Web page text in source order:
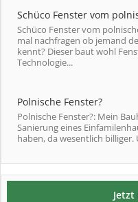
Schüco Fenster vom
Schüco Fenster vom
mal nachfragen ob jemand
kennt? Dieser baut wohl
Technologie...
Polnische Fenster?
Polnische Fenster?: Mein
Sanierung eines
haben, da wesentlich billiger.